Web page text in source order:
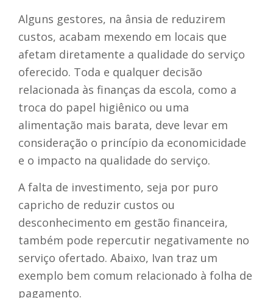
Alguns gestores, na ânsia de reduzirem
custos, acabam mexendo em locais que
afetam diretamente a qualidade do serviço
oferecido. Toda e qualquer decisão
relacionada às finanças da escola, como a
troca do papel higiênico ou uma
alimentação mais barata, deve levar em
consideração o princípio da economicidade
e o impacto na qualidade do serviço.
A falta de investimento, seja por puro
capricho de reduzir custos ou
desconhecimento em gestão financeira,
também pode repercutir negativamente no
serviço ofertado. Abaixo, Ivan traz um
exemplo bem comum relacionado à folha de
pagamento.